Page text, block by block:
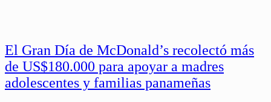
El Gran Día de McDonald’s recolectó más
de US$180.000 para apoyar a madres
adolescentes y familias panameñas